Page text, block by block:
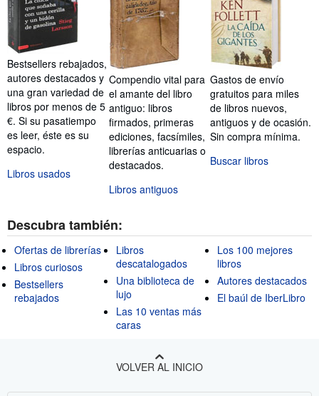
Bestsellers rebajados,
autores destacados y
una gran variedad de
libros por menos de 5
€. Si su pasatiempo
es leer, éste es su
espacio.
Libros usados
Compendio vital para
el amante del libro
antiguo: libros
firmados, primeras
ediciones, facsímiles,
librerías anticuarias o
destacados.
Libros antiguos
Gastos de envío
gratuitos para miles
de libros nuevos,
antiguos y de ocasión.
Sin compra mínima.
Buscar libros
Descubra también:
Ofertas de librerías
Libros curiosos
Bestsellers
rebajados
Libros
descatalogados
Una biblioteca de
lujo
Las 10 ventas más
caras
Los 100 mejores
libros
Autores destacados
El baúl de IberLibro
VOLVER AL INICIO